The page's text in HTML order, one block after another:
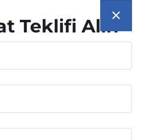
Teklifi Alın